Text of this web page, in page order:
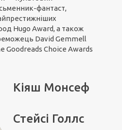
фантаст,
Hugo Award, а також
David Gemmell
Goodreads Choice Awards
Кіяш Монсеф
Стейсі Голлс